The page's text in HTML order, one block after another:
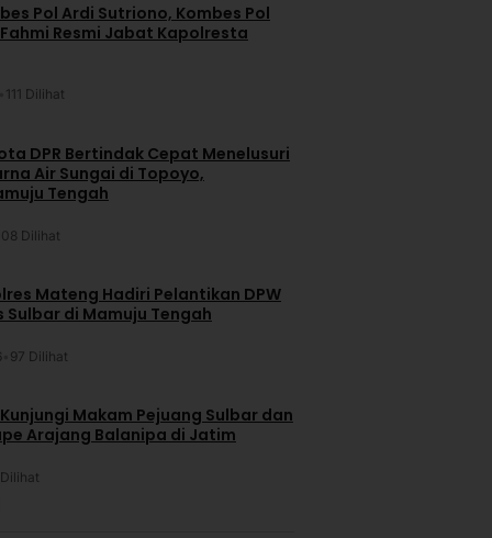
Pol Ardi Sutriono, Kombes Pol
Resmi Jabat Kapolresta
111 Dilihat
DPR Bertindak Cepat Menelusuri
Air Sungai di Topoyo,
Tengah
Dilihat
Mateng Hadiri Pelantikan DPW
di Mamuju Tengah
97 Dilihat
Makam Pejuang Sulbar dan
Arajang Balanipa di Jatim